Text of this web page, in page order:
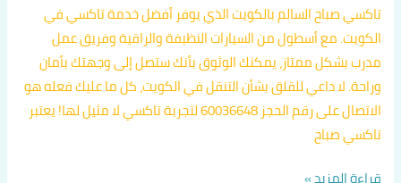
تاكسي صباح السالم بالكويت الذي يوفر أفضل خدمة تاكسي في
الكويت. مع أسطول من السيارات النظيفة والراقية وفريق عمل
مدرب بشكل ممتاز، يمكنك الوثوق بأنك ستصل إلى وجهتك بأمان
وراحة. لا داعي للقلق بشأن التنقل في الكويت، كل ما عليك فعله هو
الاتصال على رقم الحجز 60036648 لتجربة تاكسي لا مثيل لها! يعتبر
تاكسي صباح
قراءة المزيد »